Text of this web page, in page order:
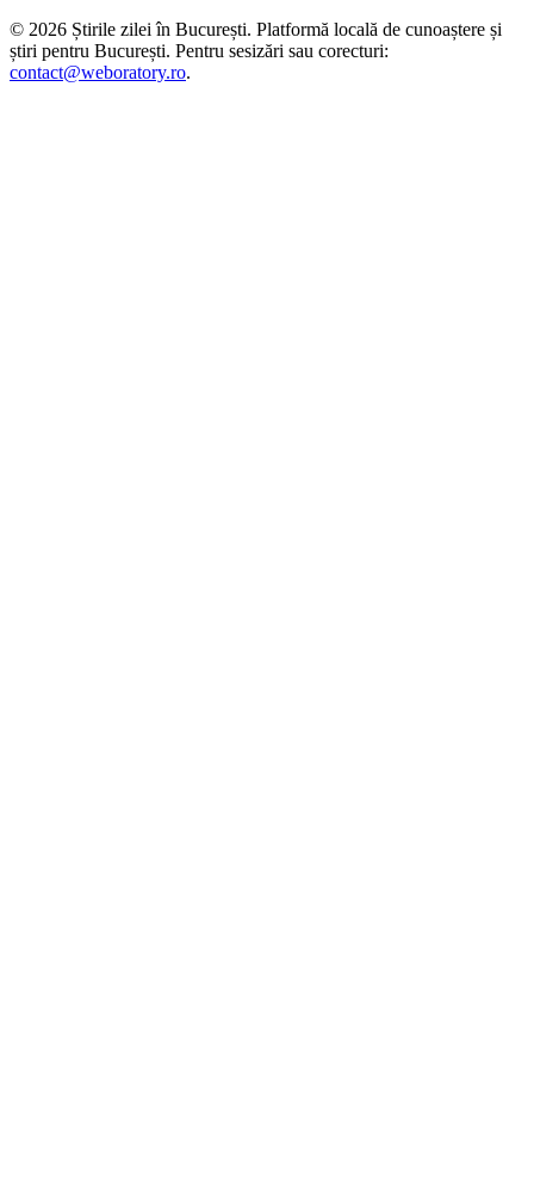
© 2026 Știrile zilei în București. Platformă locală de cunoaștere și
știri pentru București. Pentru sesizări sau corecturi:
contact@weboratory.ro.